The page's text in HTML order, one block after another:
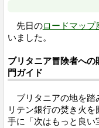
先日のロードマップ
いました。
ブリタニア冒険者へ
門ガイド
ブリタニアの地を
リテン銀行の焚き火
手に「次はもっと良い